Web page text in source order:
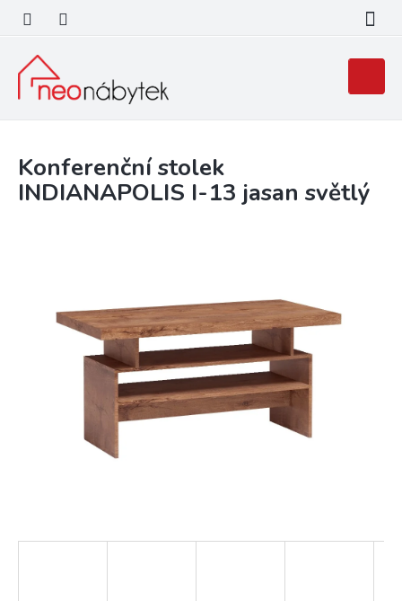
obsah
košík
Konferenční stolek
INDIANAPOLIS I-13 jasan světlý